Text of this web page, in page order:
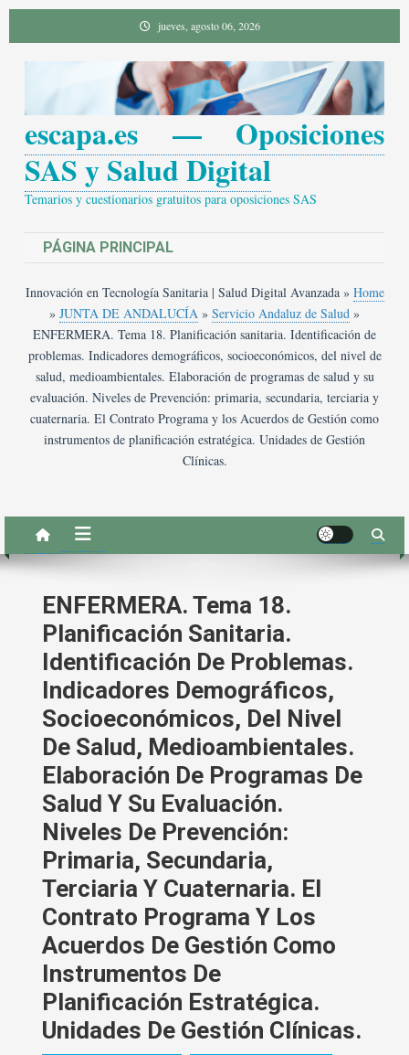
al
contenido
jueves, agosto 06, 2026
escapa.es — Oposiciones
SAS y Salud Digital
Temarios y cuestionarios gratuitos para oposiciones SAS
PÁGINA PRINCIPAL
Innovación en Tecnología Sanitaria | Salud Digital Avanzada » Home
» JUNTA DE ANDALUCÍA » Servicio Andaluz de Salud »
ENFERMERA. Tema 18. Planificación sanitaria. Identificación de
problemas. Indicadores demográficos, socioeconómicos, del nivel de
salud, medioambientales. Elaboración de programas de salud y su
evaluación. Niveles de Prevención: primaria, secundaria, terciaria y
cuaternaria. El Contrato Programa y los Acuerdos de Gestión como
instrumentos de planificación estratégica. Unidades de Gestión
Clínicas.
ENFERMERA. Tema 18.
Planificación Sanitaria.
Identificación De Problemas.
Indicadores Demográficos,
Socioeconómicos, Del Nivel
De Salud, Medioambientales.
Elaboración De Programas De
Salud Y Su Evaluación.
Niveles De Prevención:
Primaria, Secundaria,
Terciaria Y Cuaternaria. El
Contrato Programa Y Los
Acuerdos De Gestión Como
Instrumentos De
Planificación Estratégica.
Unidades De Gestión Clínicas.